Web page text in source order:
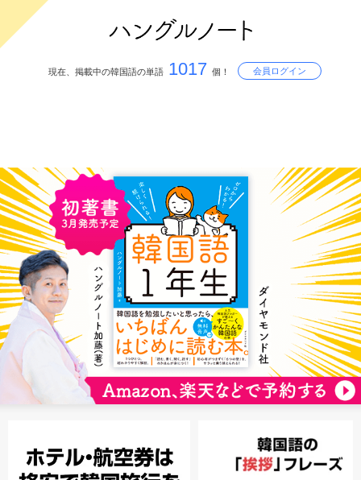
現在、掲載中の韓国語の単語 1017 個！ 会員ログイン